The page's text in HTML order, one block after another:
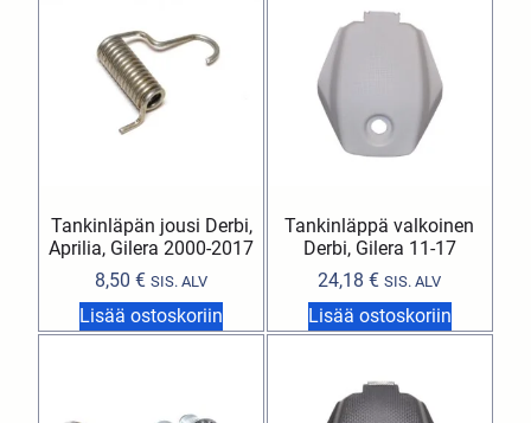
Tankinläpän jousi Derbi,
Aprilia, Gilera 2000-2017
8,50€ SIS. ALV
Lisää ostoskoriin
Tankinläppä valkoinen
Derbi, Gilera 11-17
24,18€ SIS. ALV
Lisää ostoskoriin